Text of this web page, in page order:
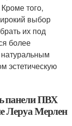
того,
выбор
их под
более
эстетическую
панели ПВХ
Леруа Мерлен